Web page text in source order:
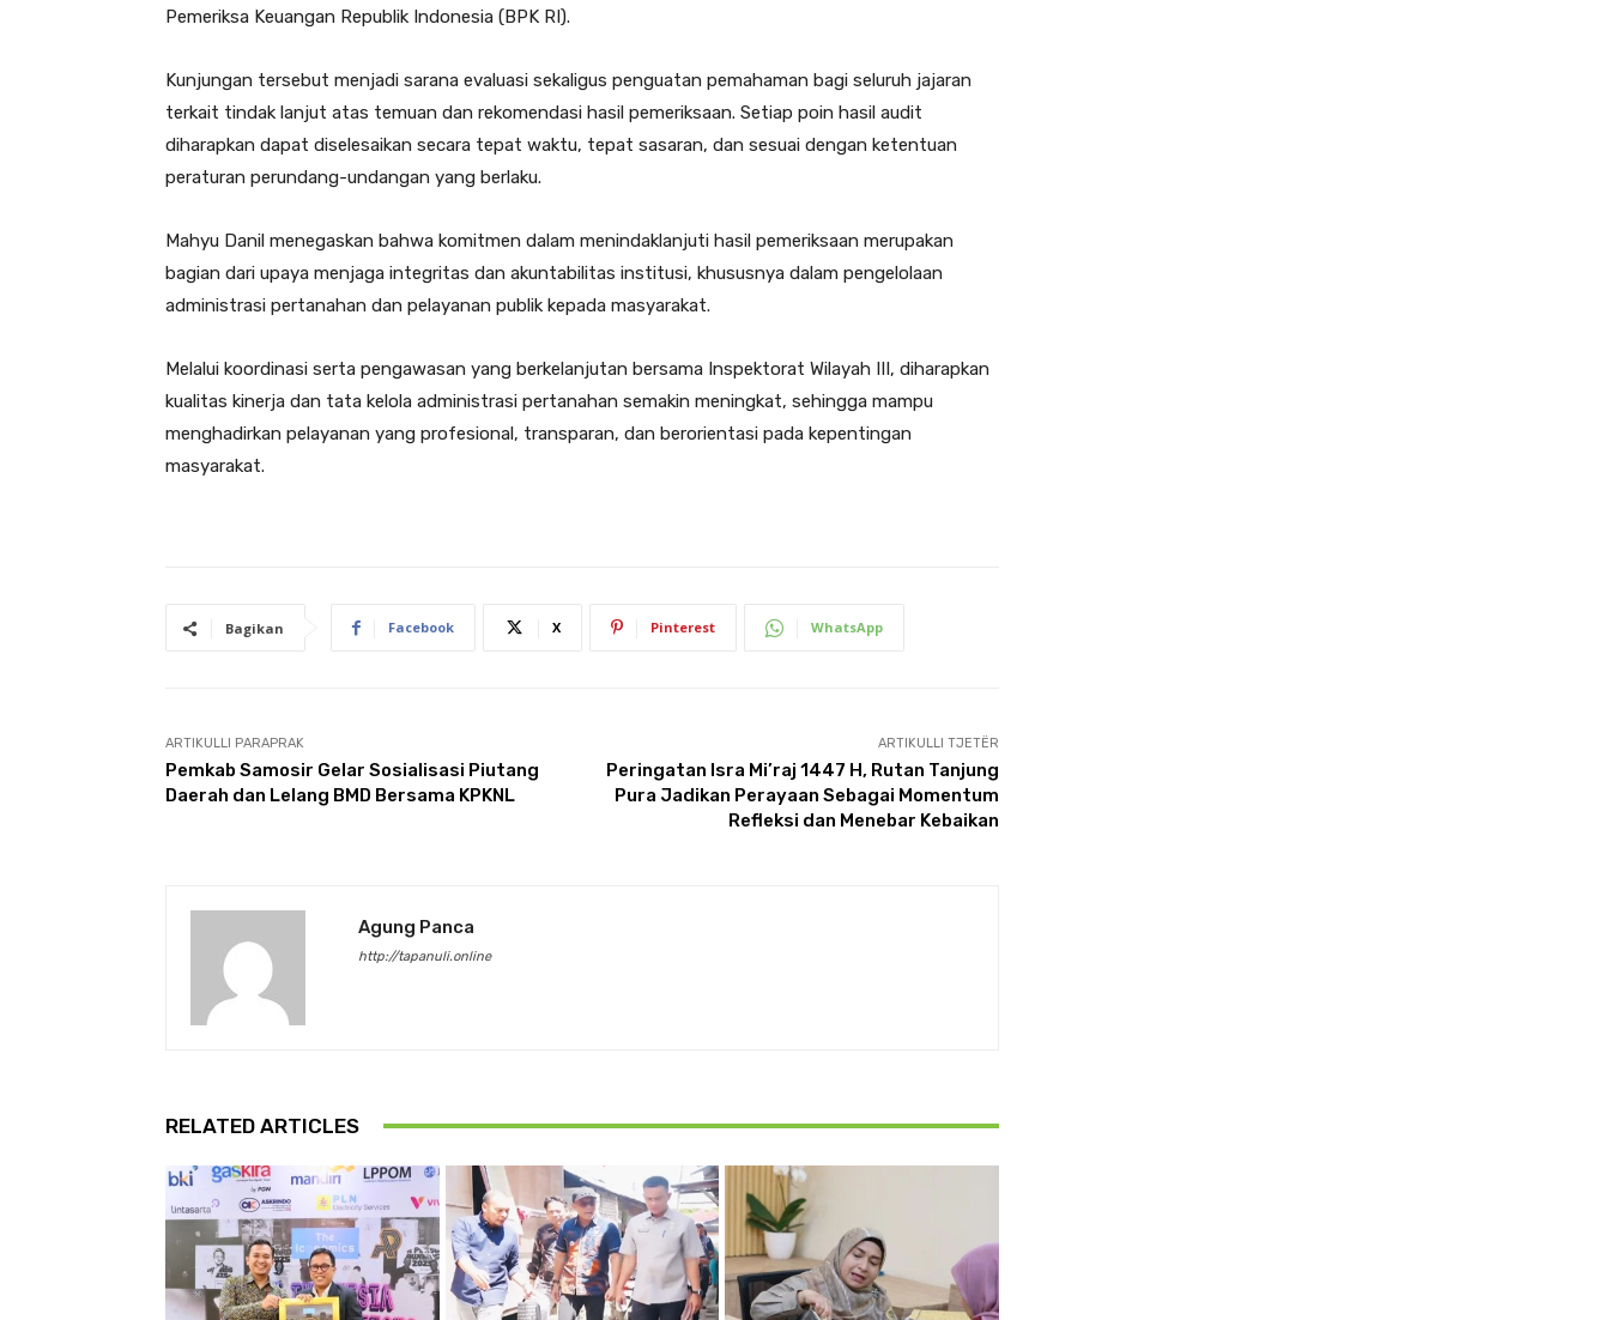
Pemeriksa Keuangan Republik Indonesia (BPK RI).
Kunjungan tersebut menjadi sarana evaluasi sekaligus penguatan pemahaman bagi seluruh jajaran
terkait tindak lanjut atas temuan dan rekomendasi hasil pemeriksaan. Setiap poin hasil audit
diharapkan dapat diselesaikan secara tepat waktu, tepat sasaran, dan sesuai dengan ketentuan
peraturan perundang-undangan yang berlaku.
Mahyu Danil menegaskan bahwa komitmen dalam menindaklanjuti hasil pemeriksaan merupakan
bagian dari upaya menjaga integritas dan akuntabilitas institusi, khususnya dalam pengelolaan
administrasi pertanahan dan pelayanan publik kepada masyarakat.
Melalui koordinasi serta pengawasan yang berkelanjutan bersama Inspektorat Wilayah III, diharapkan
kualitas kinerja dan tata kelola administrasi pertanahan semakin meningkat, sehingga mampu
menghadirkan pelayanan yang profesional, transparan, dan berorientasi pada kepentingan
masyarakat.
Bagikan Facebook X Pinterest WhatsApp
ARTIKULLI PARAPRAK
Pemkab Samosir Gelar Sosialisasi Piutang
Daerah dan Lelang BMD Bersama KPKNL
ARTIKULLI TJETËR
Peringatan Isra Mi’raj 1447 H, Rutan Tanjung
Pura Jadikan Perayaan Sebagai Momentum
Refleksi dan Menebar Kebaikan
Agung Panca
http://tapanuli.online
RELATED ARTICLES